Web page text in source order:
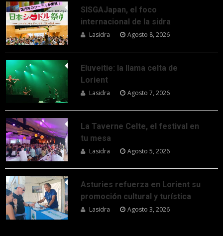
SISGAJapan, el foco
internacional de la sidra
Lasidra Agosto 8, 2026
Eluveitie: la llama celta de
Lorient
Lasidra Agosto 7, 2026
La Taverne Celte, el festival en
tu mesa
Lasidra Agosto 5, 2026
Asturies refuerza en Lorient su
promoción cultural y turística
Lasidra Agosto 3, 2026